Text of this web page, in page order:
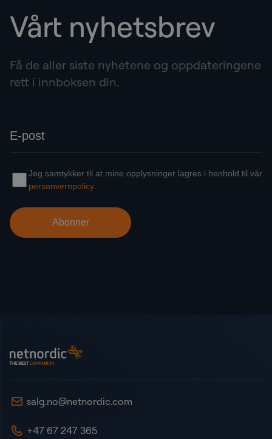
Vårt nyhetsbrev
Få de aller siste nyhetene og oppdateringene
rett i innboksen din.
NetNordic Norway
salg.no@netnordic.com
+47 67 247 365